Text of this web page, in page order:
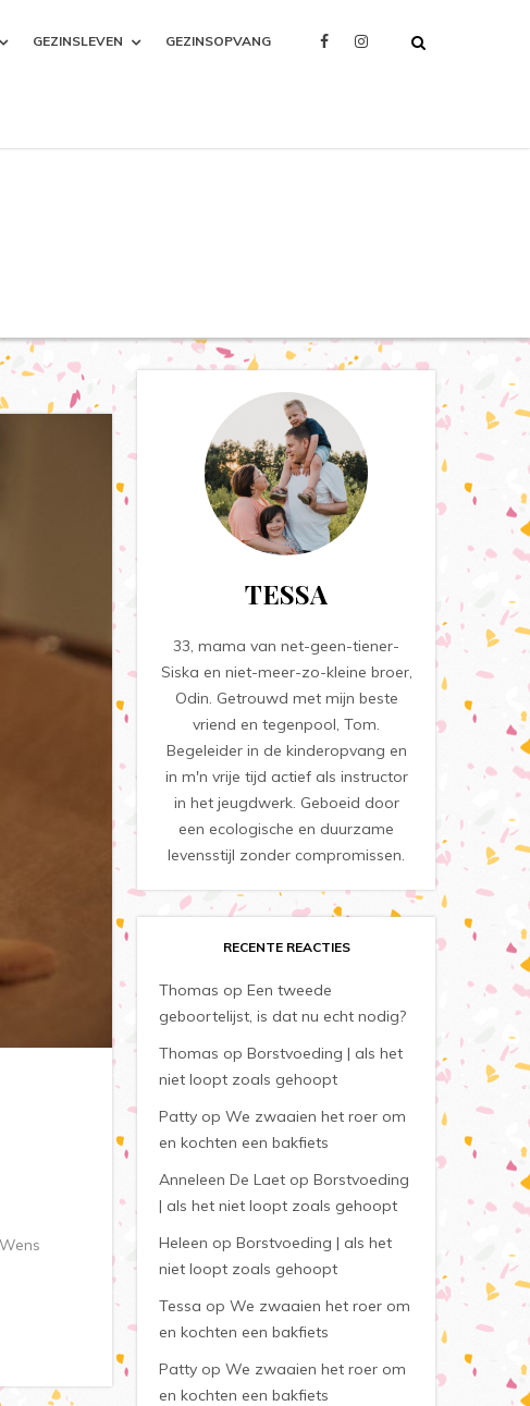
GEZINSLEVEN GEZINSOPVANG
TESSA
33, mama van net-geen-tiener-
Siska en niet-meer-zo-kleine broer,
Odin. Getrouwd met mijn beste
vriend en tegenpool, Tom.
Begeleider in de kinderopvang en
in m'n vrije tijd actief als instructor
in het jeugdwerk. Geboeid door
een ecologische en duurzame
levensstijl zonder compromissen.
RECENTE REACTIES
Thomas opEen tweede
geboortelijst, is dat nu echt nodig?
Thomas opBorstvoeding | als het
niet loopt zoals gehoopt
Patty opWe zwaaien het roer om
en kochten een bakfiets
Anneleen De Laet opBorstvoeding
| als het niet loopt zoals gehoopt
Heleen opBorstvoeding | als het
niet loopt zoals gehoopt
Tessa opWe zwaaien het roer om
en kochten een bakfiets
Patty opWe zwaaien het roer om
en kochten een bakfiets